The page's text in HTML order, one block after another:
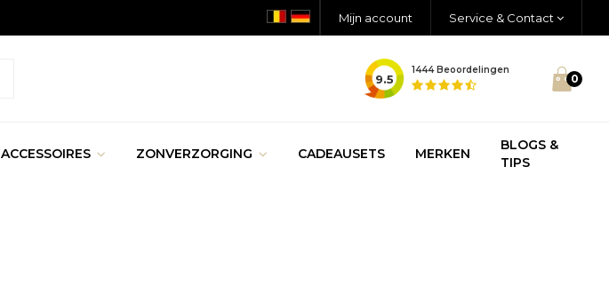
Mijn account Service & Contact
9.5
1444Beoordelingen
0
ACCESSOIRES ZONVERZORGING CADEAUSETS MERKEN
BLOGS &
TIPS